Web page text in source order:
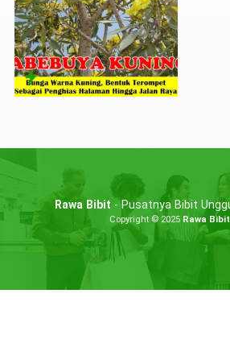
Rawa Bibit - Pusatnya Bibit
Copyright © 2025 Rawa